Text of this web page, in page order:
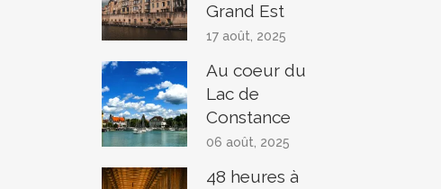
Grand Est
17 août, 2025
Au coeur du
Lac de
Constance
06 août, 2025
48 heures à